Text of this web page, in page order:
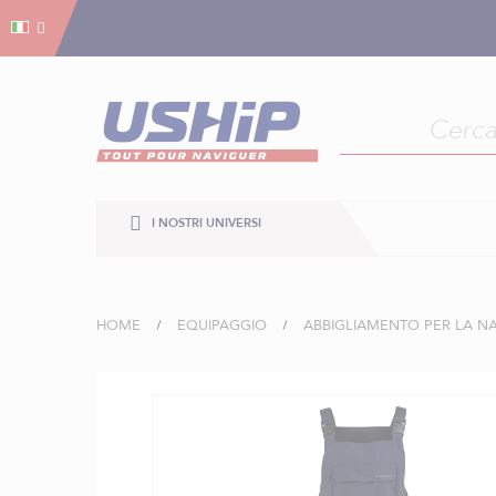
I NOSTRI UNIVERSI
HOME EQUIPAGGIO ABBIGLIAMENTO PER LA
Gestion dei cookies
Gestion dei cookies